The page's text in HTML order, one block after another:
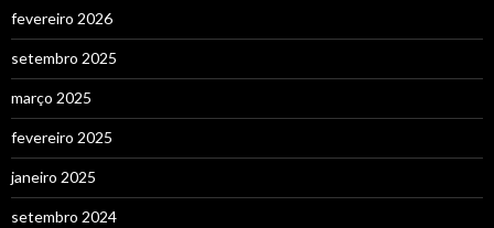
fevereiro 2026
setembro 2025
março 2025
fevereiro 2025
janeiro 2025
setembro 2024